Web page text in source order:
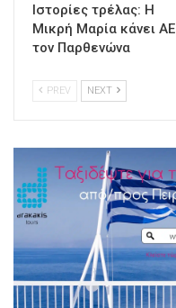
Ιστορίες τρέλας: Η
Μικρή Μαρία κάνει ΑΕ
τον Παρθενώνα
PREV NEXT